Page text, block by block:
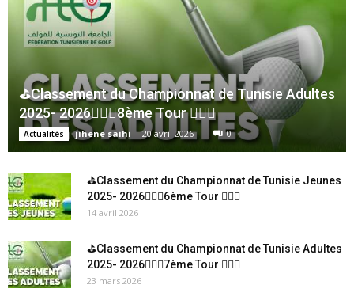
⛳Classement du Championnat de Tunisie Adultes
2025- 2026🏌🏻‍♂️8ème Tour 🏌🏻‍♂️
Actualités jihene saihi - 20 avril 2026 0
⛳Classement du Championnat de Tunisie Jeunes
2025- 2026🏌🏻‍♂️6ème Tour 🏌🏻‍♂️
14 avril 2026
⛳Classement du Championnat de Tunisie Adultes
2025- 2026🏌🏻‍♂️7ème Tour 🏌🏻‍♂️
23 mars 2026